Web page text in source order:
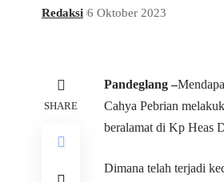
Redaksi 6 Oktober 2023
SHARE
Pandeglang –
Cahya Pebrian
beralamat di Kp Heas
Dimana telah terjadi